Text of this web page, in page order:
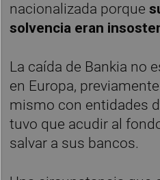
nacionalizada porque
solvencia eran
La caída de Bankia no
en Europa,
mismo con entidades
tuvo que acudir al
salvar a sus bancos.